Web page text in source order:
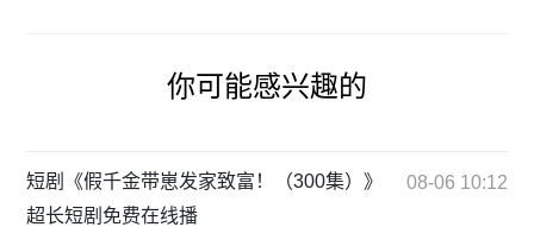
你可能感兴趣的
短剧《假千金带崽发家致富！（300集）》
超长短剧免费在线播
08-06 10:12